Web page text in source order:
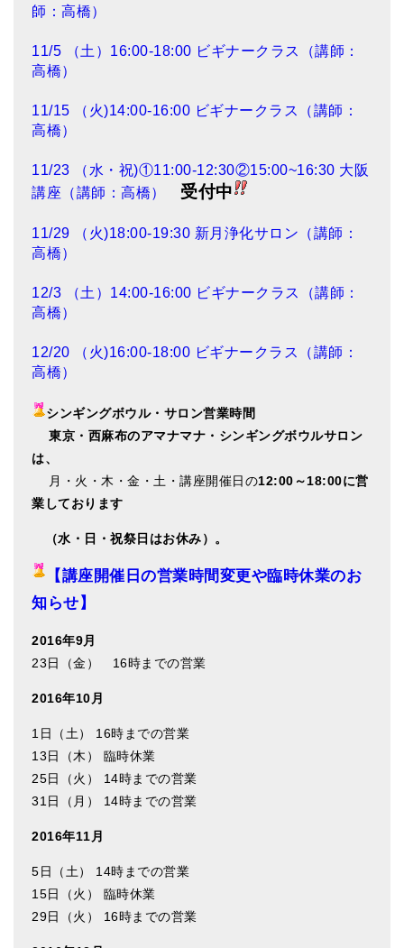
師：高橋）
11/5 （土）16:00-18:00 ビギナークラス（講師：
高橋）
11/15 （火)14:00-16:00 ビギナークラス（講師：
高橋）
11/23 （水・祝)①11:00-12:30②15:00~16:30 大阪
講座（講師：高橋）
受付中
11/29 （火)18:00-19:30 新月浄化サロン（講師：
高橋）
12/3 （土）14:00-16:00 ビギナークラス（講師：
高橋）
12/20 （火)16:00-18:00 ビギナークラス（講師：
高橋）
シンギングボウル・サロン営業時間
東京・西麻布のアマナマナ・シンギングボウルサロン
は、
月・火・木・金・土・講座開催日の12:00～18:00に営
業しております
（水・日・祝祭日はお休み）。
【講座開催日の営業時間変更や臨時休業のお
知らせ】
2016年9月
23日（金） 16時までの営業
2016年10月
1日（土） 16時までの営業
13日（木） 臨時休業
25日（火） 14時までの営業
31日（月） 14時までの営業
2016年11月
5日（土） 14時までの営業
15日（火） 臨時休業
29日（火） 16時までの営業